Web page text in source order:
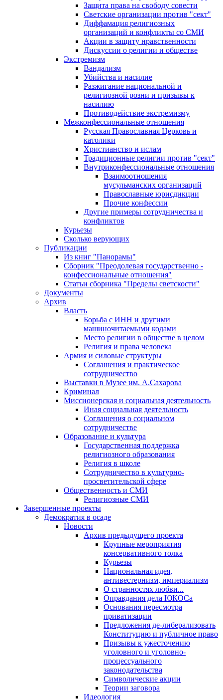
Защита права на свободу совести
Светские организации против "сект"
Диффамация религиозных
организаций и конфликты со СМИ
Акции в защиту нравственности
Дискуссии о религии и обществе
Экстремизм
Вандализм
Убийства и насилие
Разжигание национальной и
религиозной розни и призывы к
насилию
Противодействие экстремизму
Межконфессиональные отношения
Русская Православная Церковь и
католики
Христианство и ислам
Традиционные религии против "сект"
Внутриконфессиональные отношения
Взаимоотношения
мусульманских организаций
Православные юрисдикции
Прочие конфессии
Другие примеры сотрудничества и
конфликтов
Курьезы
Сколько верующих
Публикации
Из книг "Панорамы"
Сборник "Преодолевая государственно -
конфессиональные отношения"
Статьи сборника "Пределы светскости"
Документы
Архив
Власть
Борьба с ИНН и другими
машиночитаемыми кодами
Место религии в обществе в целом
Религия и права человека
Армия и силовые структуры
Соглашения и практическое
сотрудничество
Выставки в Музее им. А.Сахарова
Криминал
Миссионерская и социальная деятельность
Иная социальная деятельность
Соглашения о социальном
сотрудничестве
Образование и культура
Государственная поддержка
религиозного образования
Религия в школе
Сотрудничество в культурно-
просветительской сфере
Общественность и СМИ
Религиозные СМИ
Завершенные проекты
Демократия в осаде
Новости
Архив предыдущего проекта
Крупные мероприятия
консервативного толка
Курьезы
Национальная идея,
антивестернизм, империализм
О странностях любви...
Оправдания дела ЮКОСа
Основания пересмотра
приватизации
Предложения де-либерализовать
Конституцию и публичное право
Призывы к ужесточению
уголовного и уголовно-
процессуального
законодательства
Символические акции
Теории заговора
Идеология